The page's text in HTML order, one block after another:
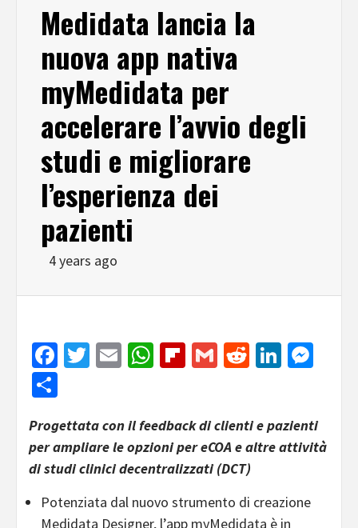
Medidata lancia la
nuova app nativa
myMedidata per
accelerare l’avvio degli
studi e migliorare
l’esperienza dei
pazienti
4 years ago
Facebook
Twitter
EmailWhatsApp
Flipboard
GmailReddit
Progettata con il feedback di clienti e pazienti
per ampliare le opzioni per eCOA e altre attività
di studi clinici decentralizzati (DCT)
Potenziata dal nuovo strumento di creazione
Medidata Designer, l’app myMedidata è in